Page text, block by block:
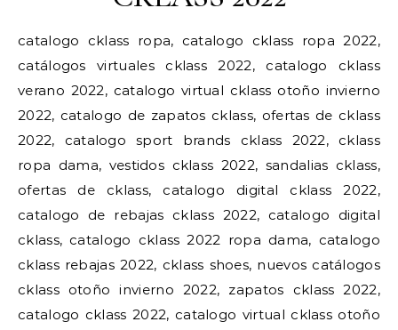
catalogo cklass ropa, catalogo cklass ropa 2022,
catálogos virtuales cklass 2022, catalogo cklass
verano 2022, catalogo virtual cklass otoño invierno
2022, catalogo de zapatos cklass, ofertas de cklass
2022, catalogo sport brands cklass 2022, cklass
ropa dama, vestidos cklass 2022, sandalias cklass,
ofertas de cklass, catalogo digital cklass 2022,
catalogo de rebajas cklass 2022, catalogo digital
cklass, catalogo cklass 2022 ropa dama, catalogo
cklass rebajas 2022, cklass shoes, nuevos catálogos
cklass otoño invierno 2022, zapatos cklass 2022,
catalogo cklass 2022, catalogo virtual cklass otoño